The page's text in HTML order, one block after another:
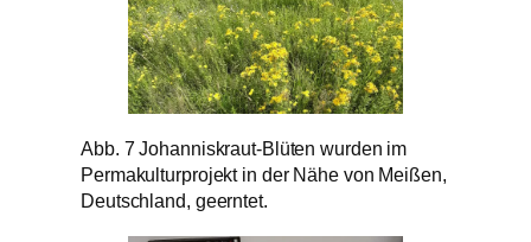
Abb. 7 Johanniskraut-Blüten wurden im
Permakulturprojekt in der Nähe von Meißen,
Deutschland, geerntet.